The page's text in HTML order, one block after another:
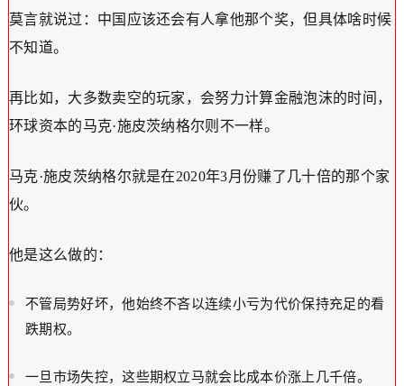
莫言就说过：中国应该还会有人拿他那个奖，但具体啥时候
不知道。
再比如，大多数卖空的玩家，会努力计算金融泡沫的时间，
环球资本的马克·施皮茨纳格尔则不一样。
马克·施皮茨纳格尔就是在2020年3月份赚了几十倍的那个家
伙。
他是这么做的：
不管局势好坏，他始终不吝以连续小亏为代价保持充足的看
跌期权。
一旦市场失控，这些期权立马就会比成本价涨上几千倍。